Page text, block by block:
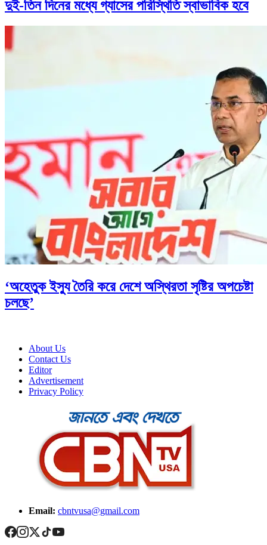
দুই-তিন দিনের মধ্যে গ্যাসের পরিস্থিতি স্বাভাবিক হবে
‘অহেতুক ইস্যু তৈরি করে দেশে অস্থিরতা সৃষ্টির অপচেষ্টা
চলছে’
About Us
Contact Us
Editor
Advertisement
Privacy Policy
Email: cbntvusa@gmail.com